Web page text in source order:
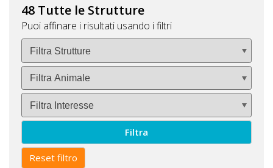
48 Tutte le Strutture
Puoi affinare i risultati usando i filtri
Filtra
Reset filtro